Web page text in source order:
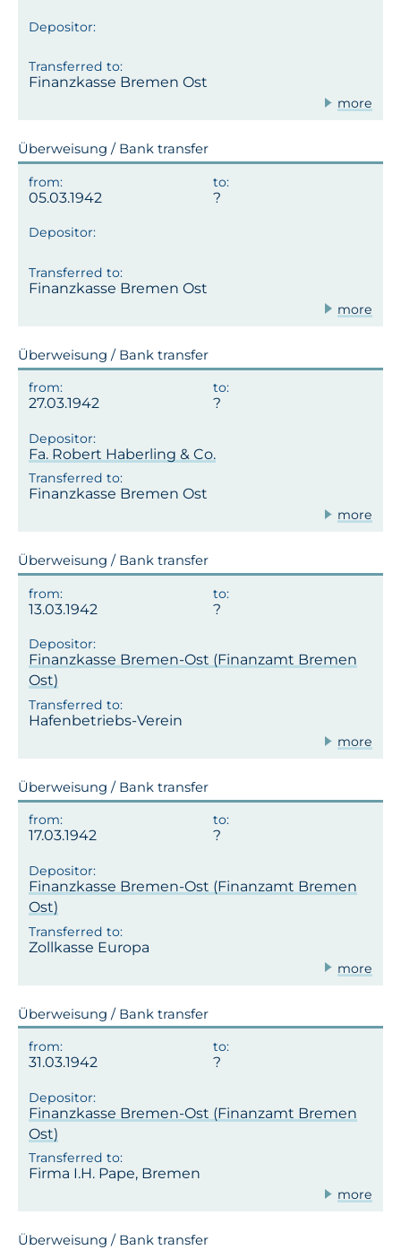
Finanzkasse Bremen Ost
more
Überweisung / Bank transfer
05.03.1942
Finanzkasse Bremen Ost
more
Überweisung / Bank transfer
27.03.1942
Fa. Robert Haberling & Co.
Finanzkasse Bremen Ost
more
Überweisung / Bank transfer
13.03.1942
Finanzkasse Bremen-Ost (Finanzamt Bremen
Ost)
Hafenbetriebs-Verein
more
Überweisung / Bank transfer
17.03.1942
Finanzkasse Bremen-Ost (Finanzamt Bremen
Ost)
Zollkasse Europa
more
Überweisung / Bank transfer
31.03.1942
Finanzkasse Bremen-Ost (Finanzamt Bremen
Ost)
Firma I.H. Pape, Bremen
more
Überweisung / Bank transfer